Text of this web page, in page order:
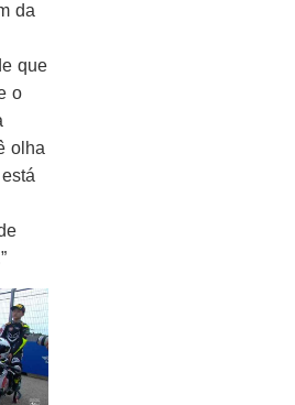
da
que
o
olha